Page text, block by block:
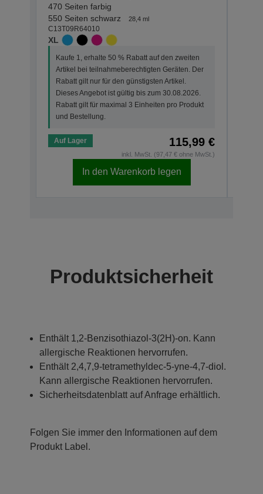
470 Seiten farbig
550 Seiten schwarz
28,4 ml
C13T09R64010
XL
Kaufe 1, erhalte 50 % Rabatt auf den zweiten
Artikel bei teilnahmeberechtigten Geräten. Der
Rabatt gilt nur für den günstigsten Artikel.
Dieses Angebot ist gültig bis zum 30.08.2026.
Rabatt gilt für maximal 3 Einheiten pro Produkt
und Bestellung.
Auf Lager 115,99 €
inkl. MwSt. (97,47 € ohne MwSt.)
In den Warenkorb legen
Produktsicherheit
Enthält 1,2-Benzisothiazol-3(2H)-on. Kann
allergische Reaktionen hervorrufen.
Enthält 2,4,7,9-tetramethyldec-5-yne-4,7-diol.
Kann allergische Reaktionen hervorrufen.
Sicherheitsdatenblatt auf Anfrage erhältlich.
Folgen Sie immer den Informationen auf dem
Produkt Label.